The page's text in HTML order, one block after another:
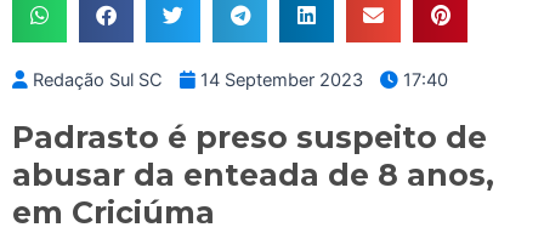
Redação Sul SC 14 September 2023 17:40
Padrasto é preso suspeito de
abusar da enteada de 8 anos,
em Criciúma